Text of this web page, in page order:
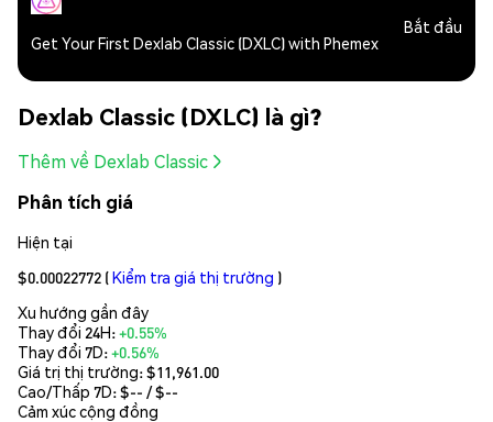
Get Your First Dexlab Classic (DXLC) with Phemex
Bắt đầu
Dexlab Classic (DXLC) là gì?
Thêm về Dexlab Classic
Phân tích giá
Hiện tại
$0.00022772 (Kiểm tra giá thị trường )
Xu hướng gần đây
Thay đổi 24H:+0.55%
Thay đổi 7D:+0.56%
Giá trị thị trường:$11,961.00
Cao/Thấp 7D: $-- / $--
Cảm xúc cộng đồng